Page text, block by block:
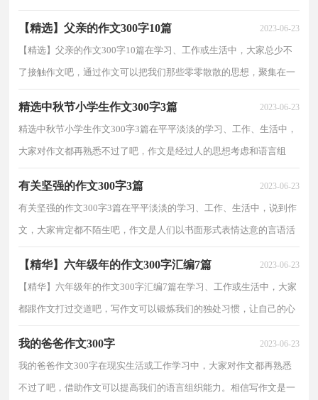
【精选】父亲的作文300字10篇 2023-06-23
【精选】父亲的作文300字10篇在学习、工作或生活中，大家总少不
了接触作文吧，通过作文可以把我们那些零零散散的思想，聚集在一
精选中秋节小学生作文300字3篇 2023-06-23
精选中秋节小学生作文300字3篇在平平淡淡的学习、工作、生活中，
大家对作文都再熟悉不过了吧，作文是经过人的思想考虑和语言组
有关坚强的作文300字3篇 2023-06-23
有关坚强的作文300字3篇在平平淡淡的学习、工作、生活中，说到作
文，大家肯定都不陌生吧，作文是人们以书面形式表情达意的言语活
【精华】六年级年的作文300字汇编7篇 2023-06-23
【精华】六年级年的作文300字汇编7篇在学习、工作或生活中，大家
都跟作文打过交道吧，写作文可以锻炼我们的独处习惯，让自己的心
我的爸爸作文300字 2023-06-23
我的爸爸作文300字在现实生活或工作学习中，大家对作文都再熟悉
不过了吧，借助作文可以提高我们的语言组织能力。相信写作文是一